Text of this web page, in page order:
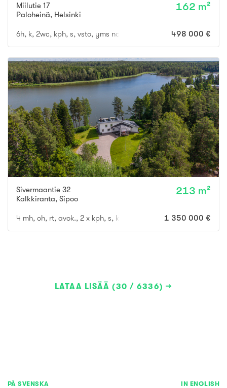
Miilutie 17
Paloheinä, Helsinki
162 m²
6h, k, 2wc, kph, s, vsto, yms noin 162 m2 + kellaritilat +
498 000 €
Sivermaantie 32
Kalkkiranta, Sipoo
213 m²
4 mh, oh, rt, avok., 2 x kph, s, khh, 3 x wc, terassi1 350 000 €
LATAA LISÄÄ (30 / 6336)
PÅ SVENSKA IN ENGLISH